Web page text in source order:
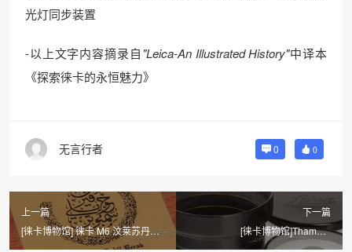
光灯同步装置
-以上文字内容摘录自 "Leica-An Illustrated History"中译本
《探索徕卡的永恒魅力》
无言行者 0 0
上一篇
[徕卡博物馆] 徕卡 M6 汶莱苏丹黄
金纪念机 （No.2001123）
下一篇
[徕卡博物馆]Thambar
2.2/9cm（No.472042） 镜头​